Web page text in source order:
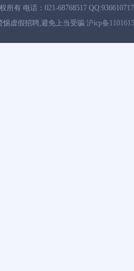
所有 电话：021-68768517 QQ:936610717
虚假招聘,避免上当受骗 沪icp备